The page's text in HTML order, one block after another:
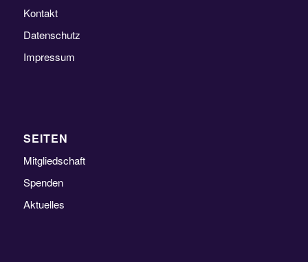
Kontakt
Datenschutz
Impressum
SEITEN
Mitgliedschaft
Spenden
Aktuelles